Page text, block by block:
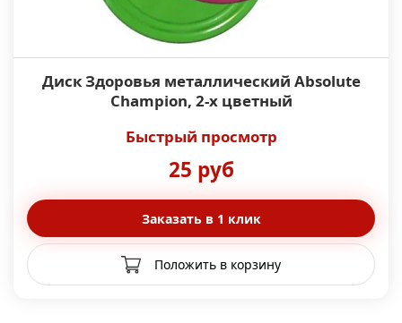
Диск Здоровья металлический Absolute
Champion, 2-х цветный
Быстрый просмотр
25 руб
Заказать в 1 клик
Положить в корзину